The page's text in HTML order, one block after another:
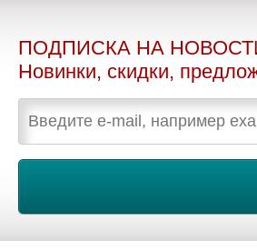
ПОДПИСКА НА
Новинки, скидки,